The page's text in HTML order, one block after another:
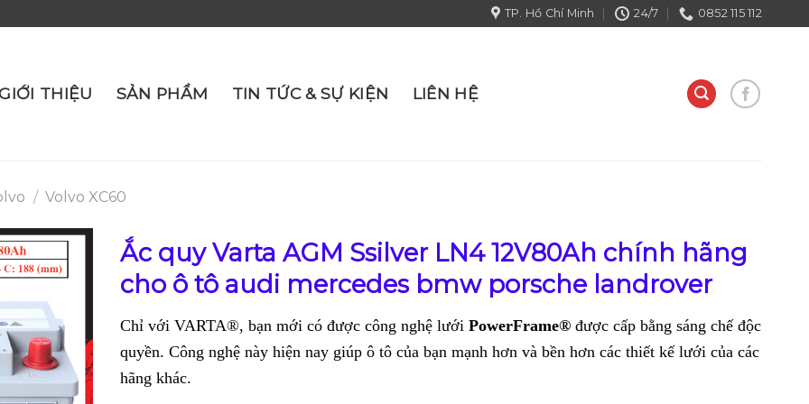
TP. Hồ Chí Minh 24/7 0852 115 112
THIỆU SẢN PHẨM TIN TỨC & SỰ KIỆN LIÊN HỆ
/ Volvo XC60
Ắc quy Varta AGM Ssilver LN4 12V80Ah chính hãng
cho ô tô audi mercedes bmw porsche landrover
Chỉ với VARTA®, bạn mới có được công nghệ lướiPowerFrame® được cấp bằng sáng chế độc
quyền. Công nghệ này hiện nay giúp ô tô của bạn mạnh hơn và bền hơn các thiết kế lưới của các
hãng khác.